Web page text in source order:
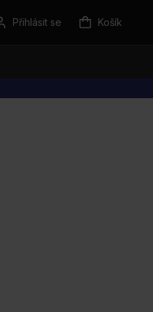
Přihlásit se Košík